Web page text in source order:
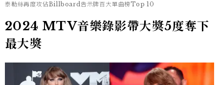
泰勒絲再度攻佔Billboard告示牌百大單曲榜Top 10
2024 MTV音樂錄影帶大獎5度奪下
最大獎